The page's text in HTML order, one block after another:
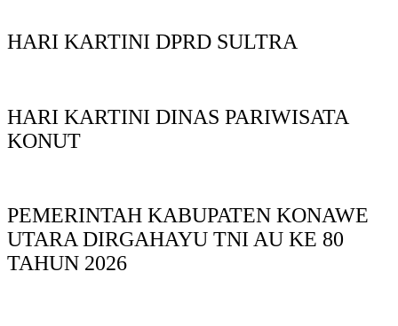
HARI KARTINI DPRD SULTRA
HARI KARTINI DINAS PARIWISATA
KONUT
PEMERINTAH KABUPATEN KONAWE
UTARA DIRGAHAYU TNI AU KE 80
TAHUN 2026